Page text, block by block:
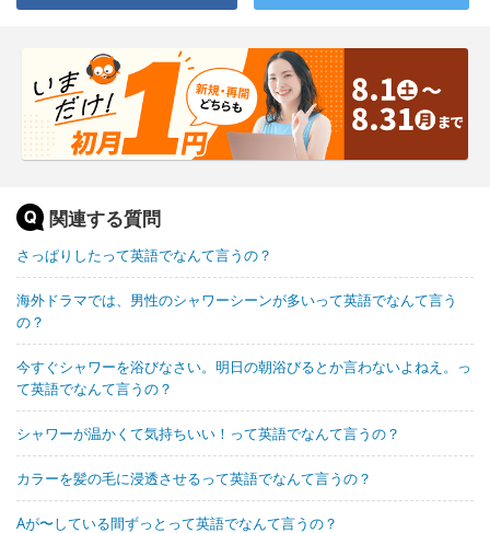
関連する質問
さっぱりしたって英語でなんて言うの？
海外ドラマでは、男性のシャワーシーンが多いって英語でなんて言う
の？
今すぐシャワーを浴びなさい。明日の朝浴びるとか言わないよねえ。っ
て英語でなんて言うの？
シャワーが温かくて気持ちいい！って英語でなんて言うの？
カラーを髪の毛に浸透させるって英語でなんて言うの？
Aが〜している間ずっとって英語でなんて言うの？